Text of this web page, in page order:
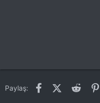
Paylaş: FacebookX (Twitter)
Reddit